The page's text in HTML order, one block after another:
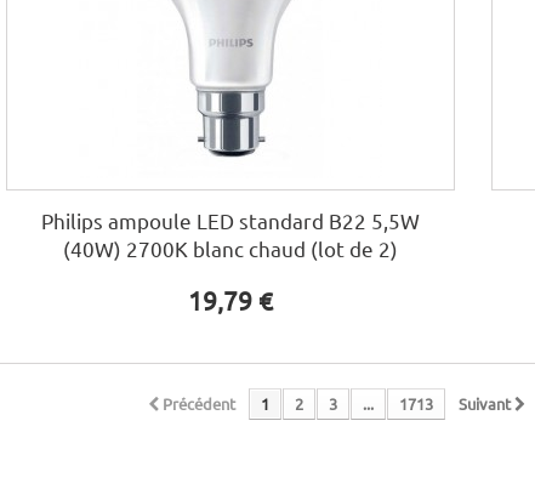
Philips ampoule LED standard B22 5,5W
(40W) 2700K blanc chaud (lot de 2)
19,79 €
Précédent 1 2 3 ... 1713 Suivant